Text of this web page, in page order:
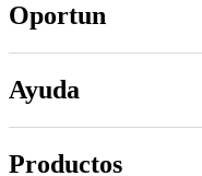
Oportun
Ayuda
Productos